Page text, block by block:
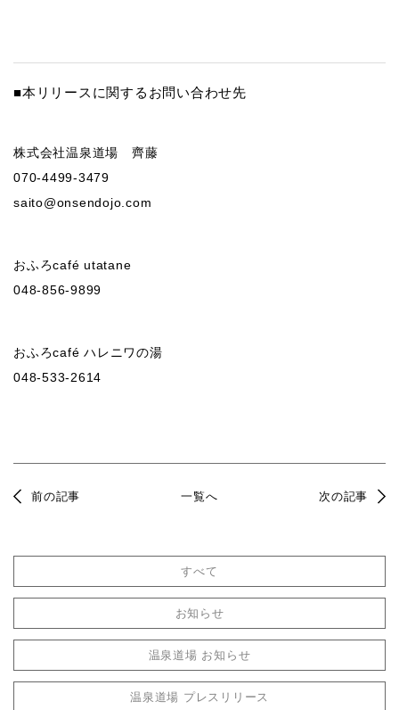
■本リリースに関するお問い合わせ先
株式会社温泉道場 齊藤
070-4499-3479
saito@onsendojo.com
おふろcafé utatane
048-856-9899
おふろcafé ハレニワの湯
048-533-2614
前の記事 一覧へ 次の記事
すべて
お知らせ
温泉道場 お知らせ
温泉道場 プレスリリース